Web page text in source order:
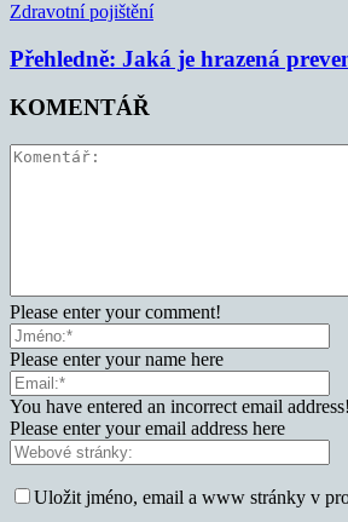
Zdravotní pojištění
Přehledně: Jaká je hrazená
KOMENTÁŘ
Please enter your comment!
Please enter your name here
You have entered an incorrect email address!
Please enter your email address here
Uložit jméno, email a www stránky v